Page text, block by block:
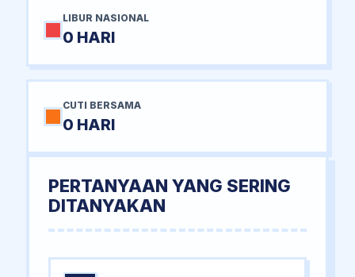
LIBUR NASIONAL
0 HARI
CUTI BERSAMA
0 HARI
PERTANYAAN YANG SERING
DITANYAKAN